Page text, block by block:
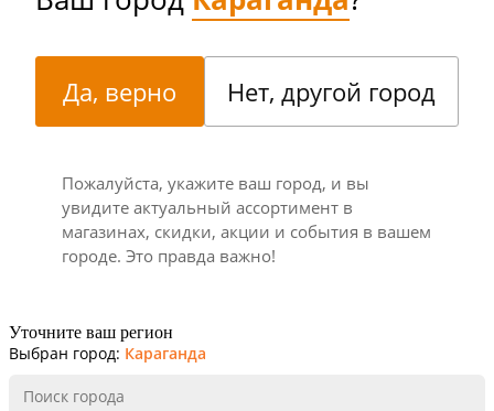
Да, верно Нет, другой город
Пожалуйста, укажите ваш город, и вы
увидите актуальный ассортимент в
магазинах, скидки, акции и события в вашем
городе. Это правда важно!
Уточните ваш регион
Выбран город: Караганда